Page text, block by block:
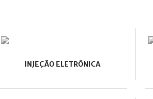
INJEÇÃO ELETRÔNICA